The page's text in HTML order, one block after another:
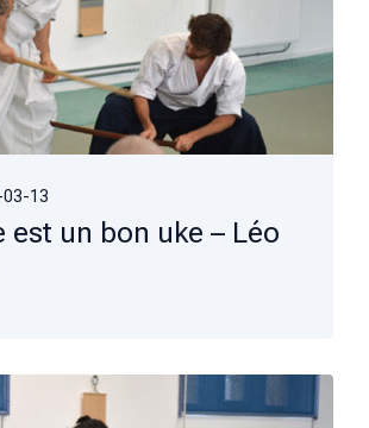
13
est un bon uke – Léo